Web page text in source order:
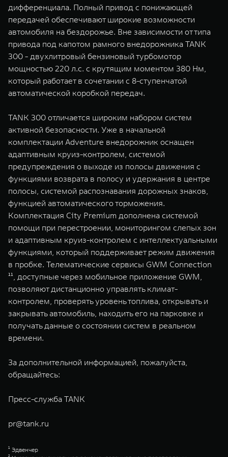
дифференциала. Полный привод с понижающей
передачей обеспечивают широкие возможности
автомобиля на бездорожье. Вне зависимости от типа
привода под капотом рамного внедорожника TANK
300 - двухлитровый бензиновый турбомотор
мощностью 220 л.с. с крутящим моментом 380 Нм,
который работает в сочетании с 8-ступенчатой
автоматической коробкой передач.
TANK 300 отличается широким набором систем
активной безопасности. Уже в начальной
комплектации Adventure внедорожник оснащен
адаптивным круиз-контролем, системой
предупреждения о выходе из полосы движения с
функциями возврата в полосу и удержания в центре
полосы, системой распознавания дорожных знаков,
функцией автоматического торможения.
Комплектация City Premium дополнена системой
помощи при перестроении, мониторингом слепых зон
и адаптивным круиз-контролем с интеллектуальными
функциями, который поддерживает режим движения
в пробке. Телематические сервисы GWM Connection
¹¹, доступные через мобильное приложение GWM,
позволяют дистанционно управлять климат-
контролем, проверять уровень топлива, открывать и
закрывать автомобиль, находить его на парковке и
получать данные о состоянии систем в реальном
времени.
За дополнительной информацией, пожалуйста,
обращайтесь:
Пресс-служба TANK
pr@tank.ru
¹ Эдвенчер